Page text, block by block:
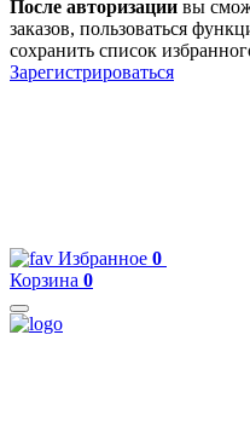
После авторизации вы
заказов, пользоваться
сохранить список
Зарегистрироваться
Избранное 0
Корзина 0